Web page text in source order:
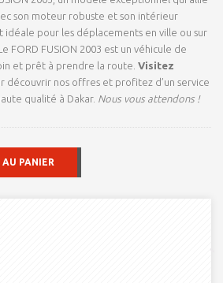
son moteur robuste et son intérieur
idéale pour les déplacements en ville ou sur
FORD FUSION 2003 est un véhicule de
et prêt à prendre la route. Visitez
découvrir nos offres et profitez d’un service
qualité à Dakar. Nous vous attendons !
PANIER